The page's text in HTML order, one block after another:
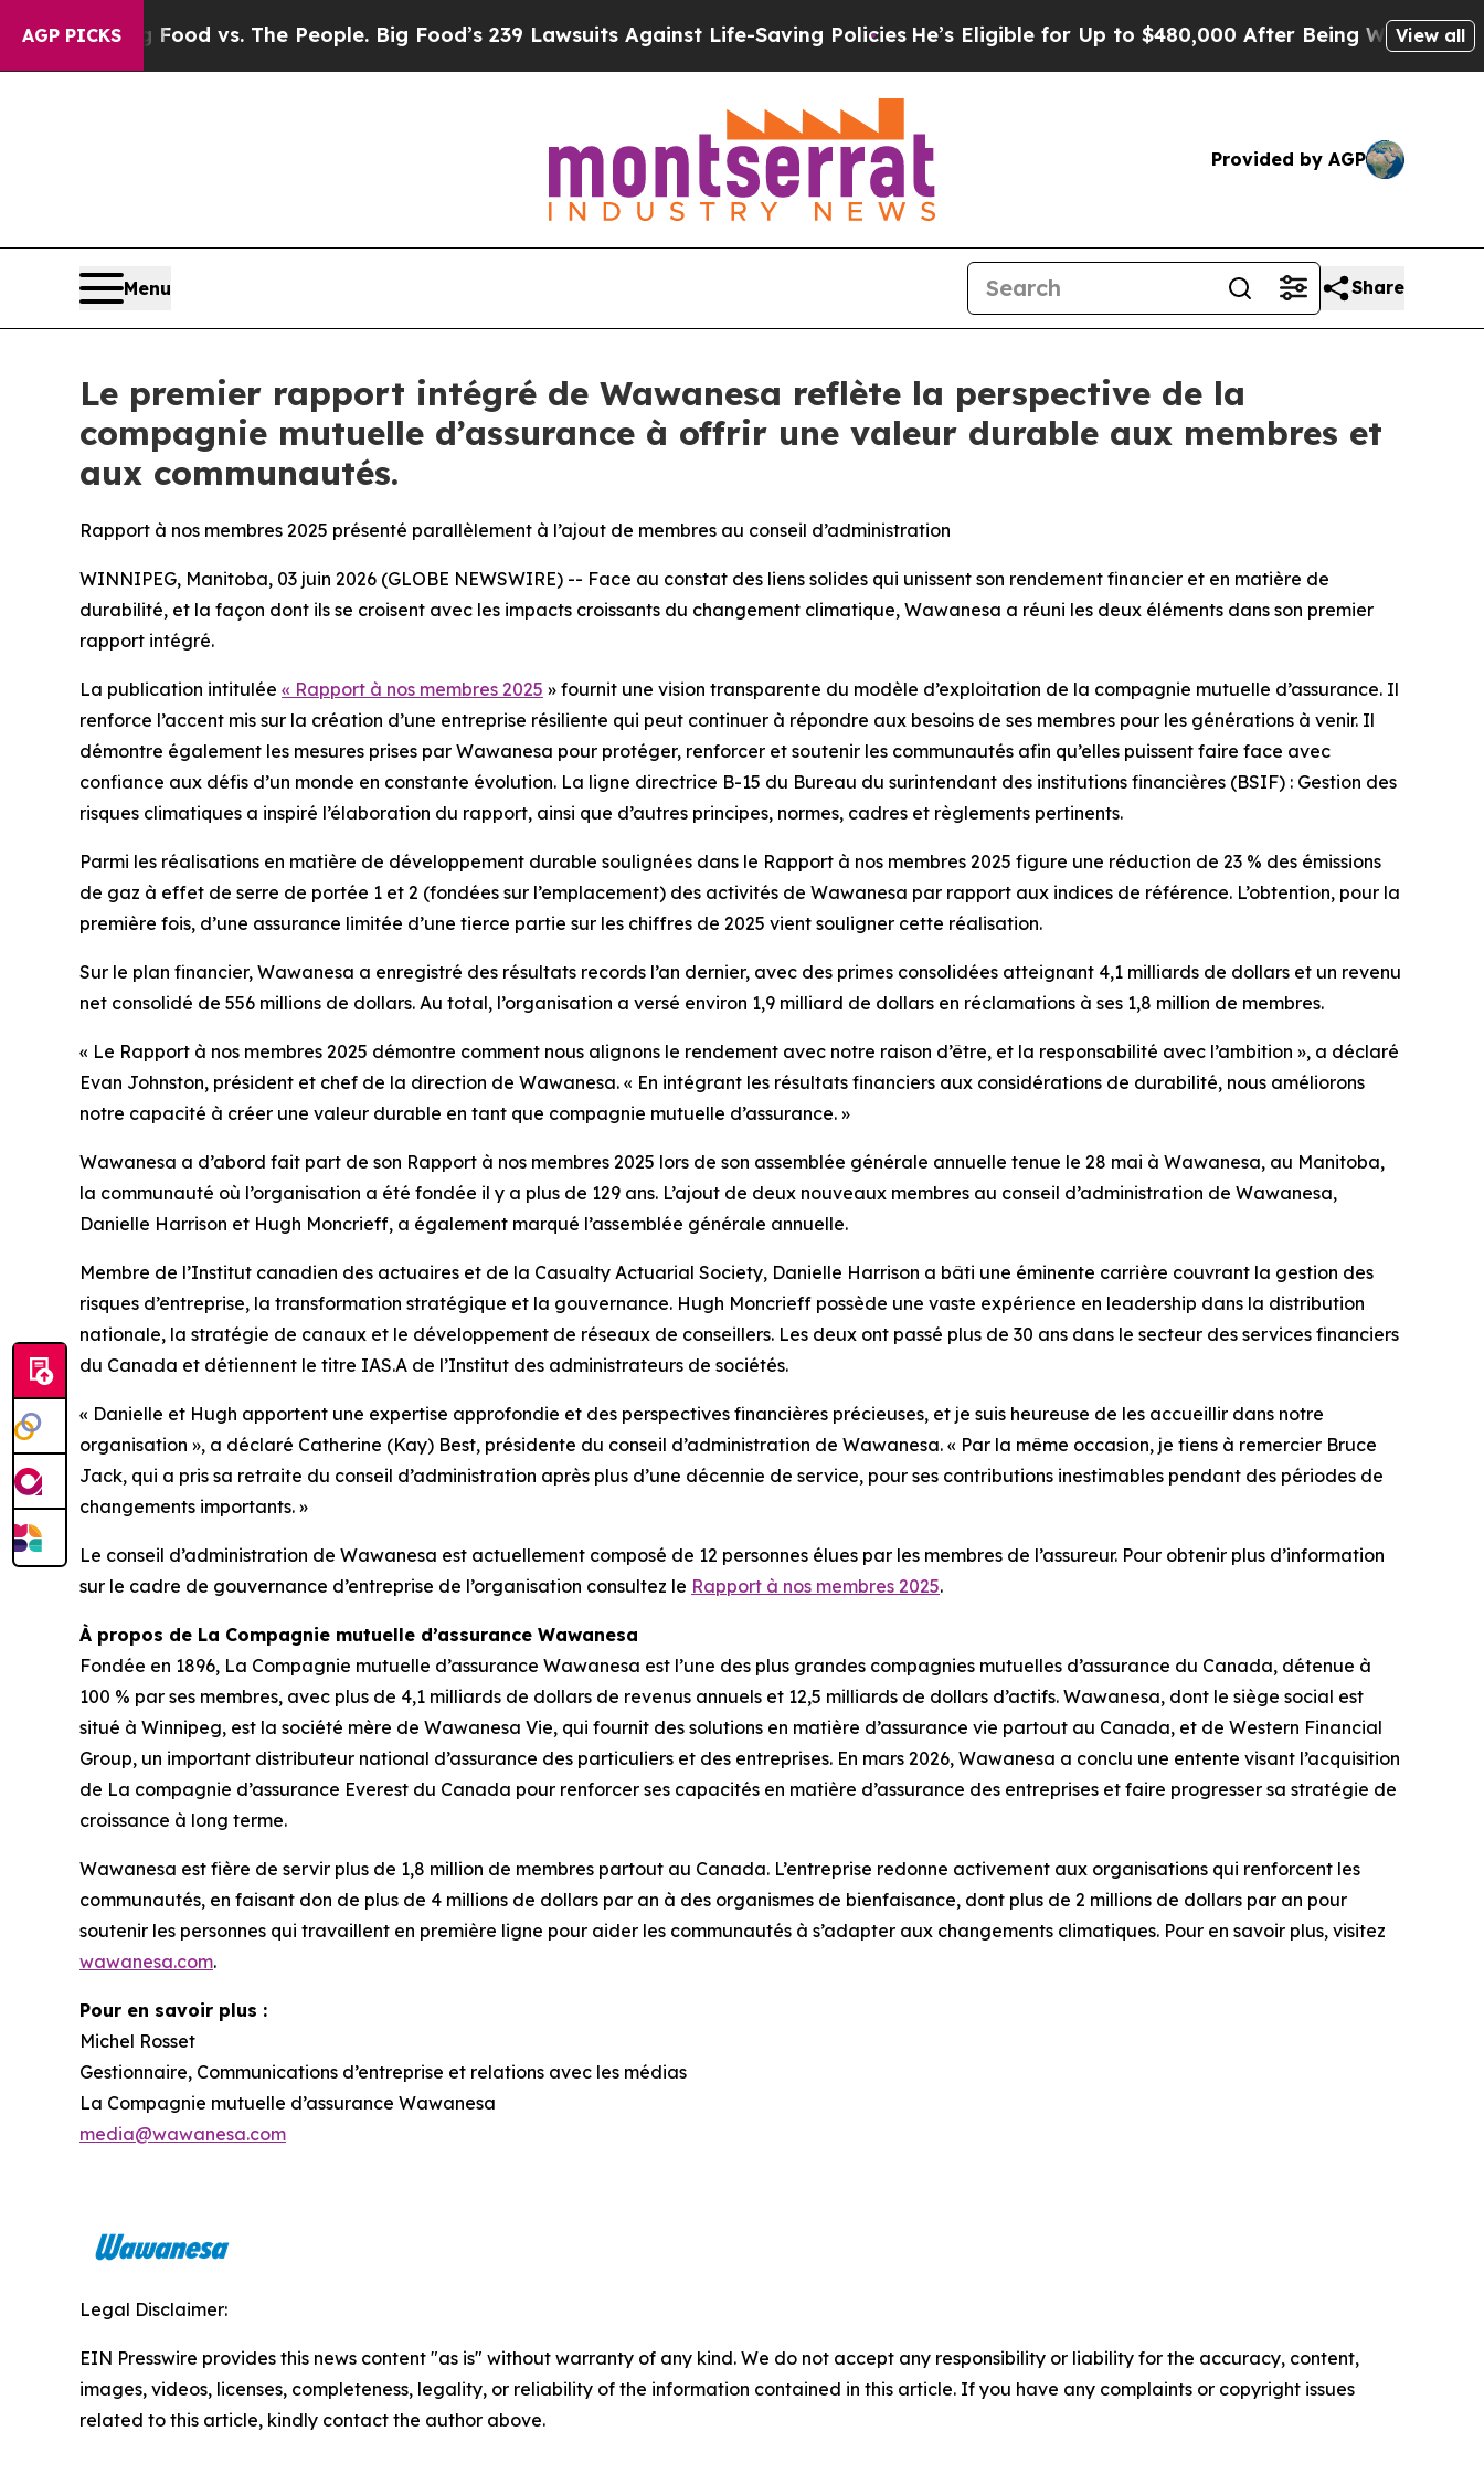
AGP PICKS
Big Food vs. The People. Big Food’s 239 Lawsuits Against Life-Saving Policies He’s Eligible for Up to $480,000 After Being Wrongly View all
Provided by AGP
Menu Share
Le premier rapport intégré de Wawanesa reflète la perspective de la
compagnie mutuelle d’assurance à offrir une valeur durable aux membres et
aux communautés.
Rapport à nos membres 2025 présenté parallèlement à l’ajout de membres au conseil d’administration
WINNIPEG, Manitoba, 03 juin 2026 (GLOBE NEWSWIRE) -- Face au constat des liens solides qui unissent son rendement financier et en matière de
durabilité, et la façon dont ils se croisent avec les impacts croissants du changement climatique, Wawanesa a réuni les deux éléments dans son premier
rapport intégré.
La publication intitulée « Rapport à nos membres 2025 » fournit une vision transparente du modèle d’exploitation de la compagnie mutuelle d’assurance. Il
renforce l’accent mis sur la création d’une entreprise résiliente qui peut continuer à répondre aux besoins de ses membres pour les générations à venir. Il
démontre également les mesures prises par Wawanesa pour protéger, renforcer et soutenir les communautés afin qu’elles puissent faire face avec
confiance aux défis d’un monde en constante évolution. La ligne directrice B-15 du Bureau du surintendant des institutions financières (BSIF) : Gestion des
risques climatiques a inspiré l’élaboration du rapport, ainsi que d’autres principes, normes, cadres et règlements pertinents.
Parmi les réalisations en matière de développement durable soulignées dans le Rapport à nos membres 2025 figure une réduction de 23 % des émissions
de gaz à effet de serre de portée 1 et 2 (fondées sur l’emplacement) des activités de Wawanesa par rapport aux indices de référence. L’obtention, pour la
première fois, d’une assurance limitée d’une tierce partie sur les chiffres de 2025 vient souligner cette réalisation.
Sur le plan financier, Wawanesa a enregistré des résultats records l’an dernier, avec des primes consolidées atteignant 4,1 milliards de dollars et un revenu
net consolidé de 556 millions de dollars. Au total, l’organisation a versé environ 1,9 milliard de dollars en réclamations à ses 1,8 million de membres.
« Le Rapport à nos membres 2025 démontre comment nous alignons le rendement avec notre raison d’être, et la responsabilité avec l’ambition », a déclaré
Evan Johnston, président et chef de la direction de Wawanesa. « En intégrant les résultats financiers aux considérations de durabilité, nous améliorons
notre capacité à créer une valeur durable en tant que compagnie mutuelle d’assurance. »
Wawanesa a d’abord fait part de son Rapport à nos membres 2025 lors de son assemblée générale annuelle tenue le 28 mai à Wawanesa, au Manitoba,
la communauté où l’organisation a été fondée il y a plus de 129 ans. L’ajout de deux nouveaux membres au conseil d’administration de Wawanesa,
Danielle Harrison et Hugh Moncrieff, a également marqué l’assemblée générale annuelle.
Membre de l’Institut canadien des actuaires et de la Casualty Actuarial Society, Danielle Harrison a bâti une éminente carrière couvrant la gestion des
risques d’entreprise, la transformation stratégique et la gouvernance. Hugh Moncrieff possède une vaste expérience en leadership dans la distribution
nationale, la stratégie de canaux et le développement de réseaux de conseillers. Les deux ont passé plus de 30 ans dans le secteur des services financiers
du Canada et détiennent le titre IAS.A de l’Institut des administrateurs de sociétés.
« Danielle et Hugh apportent une expertise approfondie et des perspectives financières précieuses, et je suis heureuse de les accueillir dans notre
organisation », a déclaré Catherine (Kay) Best, présidente du conseil d’administration de Wawanesa. « Par la même occasion, je tiens à remercier Bruce
Jack, qui a pris sa retraite du conseil d’administration après plus d’une décennie de service, pour ses contributions inestimables pendant des périodes de
changements importants. »
Le conseil d’administration de Wawanesa est actuellement composé de 12 personnes élues par les membres de l’assureur. Pour obtenir plus d’information
sur le cadre de gouvernance d’entreprise de l’organisation consultez le Rapport à nos membres 2025.
À propos de La Compagnie mutuelle d’assurance Wawanesa
Fondée en 1896, La Compagnie mutuelle d’assurance Wawanesa est l’une des plus grandes compagnies mutuelles d’assurance du Canada, détenue à
100 % par ses membres, avec plus de 4,1 milliards de dollars de revenus annuels et 12,5 milliards de dollars d’actifs. Wawanesa, dont le siège social est
situé à Winnipeg, est la société mère de Wawanesa Vie, qui fournit des solutions en matière d’assurance vie partout au Canada, et de Western Financial
Group, un important distributeur national d’assurance des particuliers et des entreprises. En mars 2026, Wawanesa a conclu une entente visant l’acquisition
de La compagnie d’assurance Everest du Canada pour renforcer ses capacités en matière d’assurance des entreprises et faire progresser sa stratégie de
croissance à long terme.
Wawanesa est fière de servir plus de 1,8 million de membres partout au Canada. L’entreprise redonne activement aux organisations qui renforcent les
communautés, en faisant don de plus de 4 millions de dollars par an à des organismes de bienfaisance, dont plus de 2 millions de dollars par an pour
soutenir les personnes qui travaillent en première ligne pour aider les communautés à s’adapter aux changements climatiques. Pour en savoir plus, visitez
wawanesa.com.
Pour en savoir plus :
Michel Rosset
Gestionnaire, Communications d’entreprise et relations avec les médias
La Compagnie mutuelle d’assurance Wawanesa
media@wawanesa.com
Legal Disclaimer:
EIN Presswire provides this news content "as is" without warranty of any kind. We do not accept any responsibility or liability for the accuracy, content,
images, videos, licenses, completeness, legality, or reliability of the information contained in this article. If you have any complaints or copyright issues
related to this article, kindly contact the author above.